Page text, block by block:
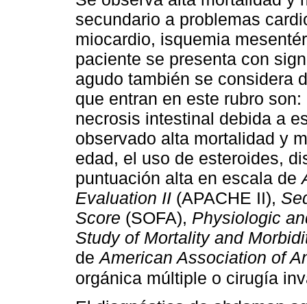
secundario a problemas
miocardio, isquemia
paciente se presenta con
agudo también se considera
que entran en este rubro
necrosis intestinal debida a
observado alta mortalidad y
edad, el uso de esteroides,
puntuación alta en escala de
Evaluation II (APACHE II),
Score (SOFA), Physiologic
Study of Mortality and
de American Association of
orgánica múltiple o cirugía